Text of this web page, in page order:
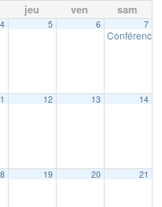
jeu ven sam
4 5 6 7
Conférence
12 13 14
19 20 21